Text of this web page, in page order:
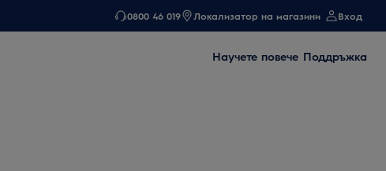
0800 46 019 Локализатор на магазини Вход
Научете повече Поддръжка